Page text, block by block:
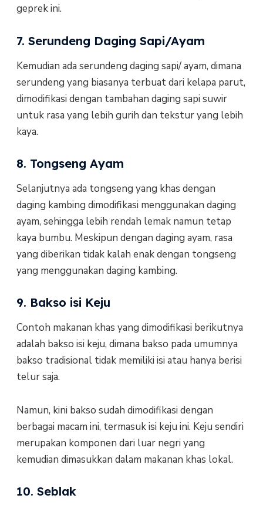
geprek ini.
7. Serundeng Daging Sapi/Ayam
Kemudian ada serundeng daging sapi/ ayam, dimana
serundeng yang biasanya terbuat dari kelapa parut,
dimodifikasi dengan tambahan daging sapi suwir
untuk rasa yang lebih gurih dan tekstur yang lebih
kaya.
8. Tongseng Ayam
Selanjutnya ada tongseng yang khas dengan
daging kambing dimodifikasi menggunakan daging
ayam, sehingga lebih rendah lemak namun tetap
kaya bumbu. Meskipun dengan daging ayam, rasa
yang diberikan tidak kalah enak dengan tongseng
yang menggunakan daging kambing.
9. Bakso isi Keju
Contoh makanan khas yang dimodifikasi berikutnya
adalah bakso isi keju, dimana bakso pada umumnya
bakso tradisional tidak memiliki isi atau hanya berisi
telur saja.
Namun, kini bakso sudah dimodifikasi dengan
berbagai macam ini, termasuk isi keju ini. Keju sendiri
merupakan komponen dari luar negri yang
kemudian dimasukkan dalam makanan khas lokal.
10. Seblak